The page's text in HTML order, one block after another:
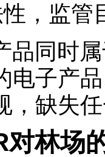
，监
品同时
电子产
，缺失
林场